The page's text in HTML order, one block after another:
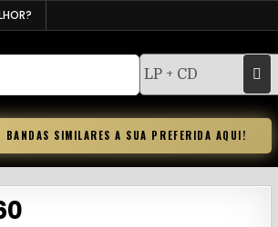
BANDAS SIMILARES A SUA PREFERIDA AQUI!